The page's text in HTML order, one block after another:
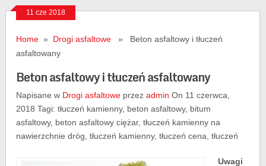
11 cze 2018
Home » Drogi asfaltowe » Beton asfaltowy i tłuczeń
asfaltowany
Beton asfaltowy i tłuczeń asfaltowany
Napisane w Drogi asfaltowe przezadmin On 11 czerwca,
2018 Tagi: tłuczeń kamienny, beton asfaltowy, bitum
asfaltowy, beton asfaltowy ciężar, tłuczeń kamienny na
nawierzchnie dróg, tłuczeń kamienny, tłuczeń cena, tłuczeń
Uwagi